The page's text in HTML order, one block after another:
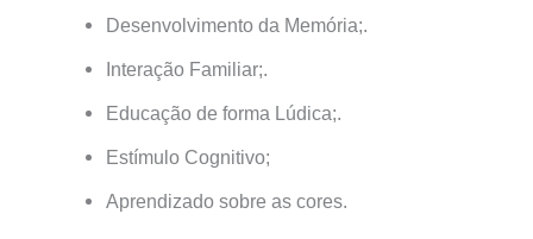
Desenvolvimento da Memória;.
Interação Familiar;.
Educação de forma Lúdica;.
Estímulo Cognitivo;
Aprendizado sobre as cores.